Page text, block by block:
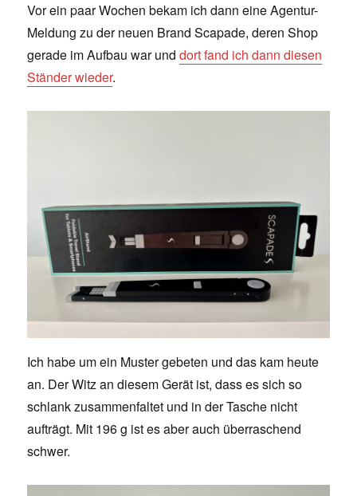
Vor ein paar Wochen bekam ich dann eine Agentur-
Meldung zu der neuen Brand Scapade, deren Shop
gerade im Aufbau war unddort fand ich dann diesen
Ständer wieder.
Ich habe um ein Muster gebeten und das kam heute
an. Der Witz an diesem Gerät ist, dass es sich so
schlank zusammenfaltet und in der Tasche nicht
aufträgt. Mit 196 g ist es aber auch überraschend
schwer.